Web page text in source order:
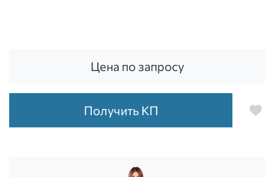
Цена по запросу
Получить КП